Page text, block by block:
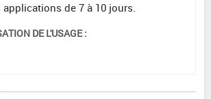
applications de 7 à 10 jours.
DE L'USAGE :